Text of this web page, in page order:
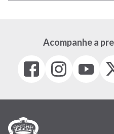
Acompanhe a
Facebook
(link
em
janela)
Instagram
(link
em
(link
em